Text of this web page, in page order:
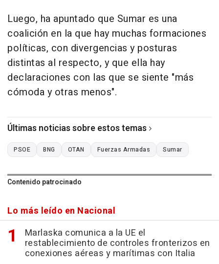
Luego, ha apuntado que Sumar es una
coalición en la que hay muchas formaciones
políticas, con divergencias y posturas
distintas al respecto, y que ella hay
declaraciones con las que se siente "más
cómoda y otras menos".
Últimas noticias sobre estos temas
PSOE BNG OTAN Fuerzas Armadas Sumar
Contenido patrocinado
Lo más leído en Nacional
Marlaska comunica a la UE el
restablecimiento de controles fronterizos en
conexiones aéreas y marítimas con Italia